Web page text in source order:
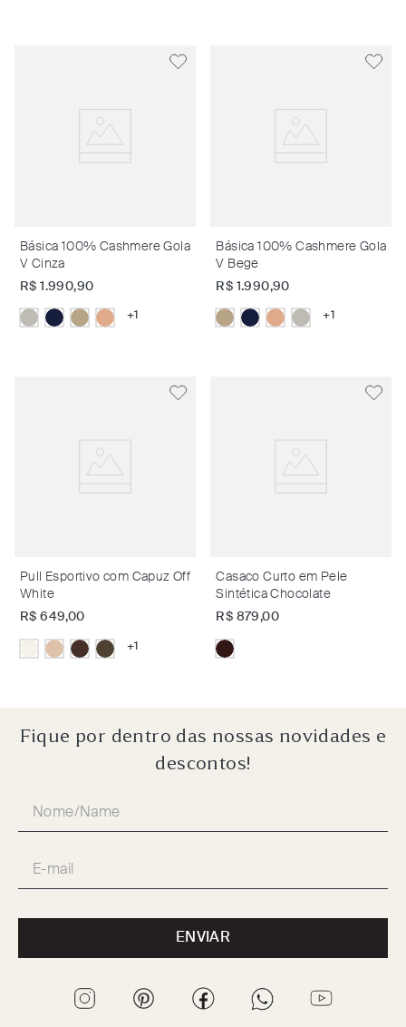
Básica 100% Cashmere Gola
V Cinza
R$ 1 .990,90
+
Básica 100% Cashmere Gola
V Bege
R$ 1.990,90
+
Pull Esportivo com Capuz Off
White
R$ 649,00
+1
Casaco Curto em Pele
Sintética Chocolate
R$ 879,00
Fique por dentro das nossas novidades e
descontos!
ENVIAR